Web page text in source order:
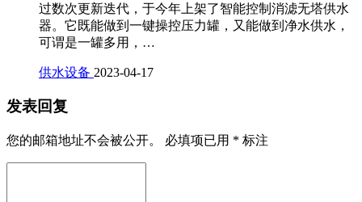
过数次更新迭代，于今年上架了智能控制消滤无塔供水
器。它既能做到一键操控压力罐，又能做到净水供水，
可谓是一罐多用，…
供水设备 2023-04-17
发表回复
您的邮箱地址不会被公开。 必填项已用 * 标注